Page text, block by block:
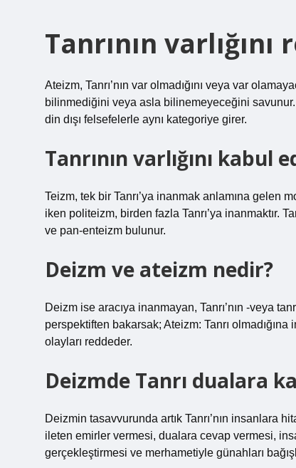
Tanrının
Ateizm, Tanrı’nın var olmadığını veya var
bilinmediğini veya asla bilinemeyeceğini
din dışı felsefelerle aynı kategoriye girer.
Tanrının varlığını kabul
Teizm, tek bir Tanrı’ya inanmak anlamına gelen
iken politeizm, birden fazla Tanrı’ya inanmaktır.
ve pan-enteizm bulunur.
Deizm ve ateizm nedir?
Deizm ise aracıya inanmayan, Tanrı’nın -veya
perspektiften bakarsak; Ateizm: Tanrı
olayları reddeder.
Deizmde Tanrı dualara
Deizmin tasavvurunda artık Tanrı’nın insanlara
ileten emirler vermesi, dualara cevap vermesi,
gerçekleştirmesi ve merhametiyle günahları